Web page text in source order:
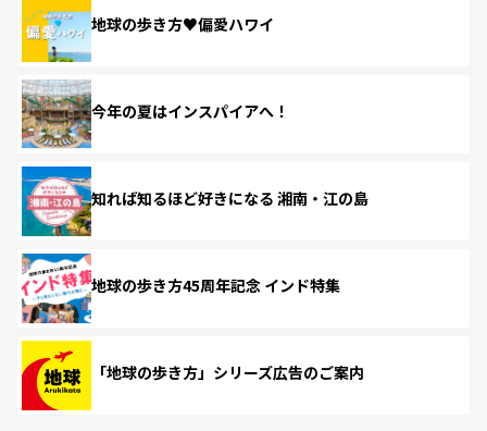
地球の歩き方♥偏愛ハワイ
今年の夏はインスパイアへ！
知れば知るほど好きになる 湘南・江の島
地球の歩き方45周年記念 インド特集
「地球の歩き方」シリーズ広告のご案内